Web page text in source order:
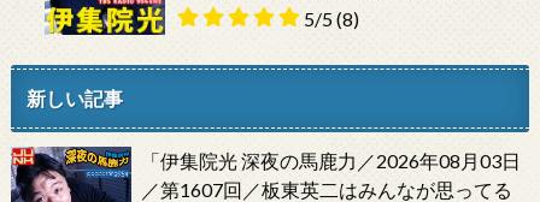
5/5(8)
新しい記事
「伊集院光 深夜の馬鹿力／2026年08月03日
／第1607回／板東英二はみんなが思ってる